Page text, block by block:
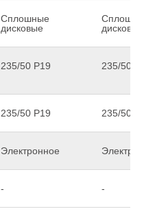
Сплошные
дисковые
дисковые
235/50 Р19 235/50
235/50 Р19 235/50
Электронное
- -